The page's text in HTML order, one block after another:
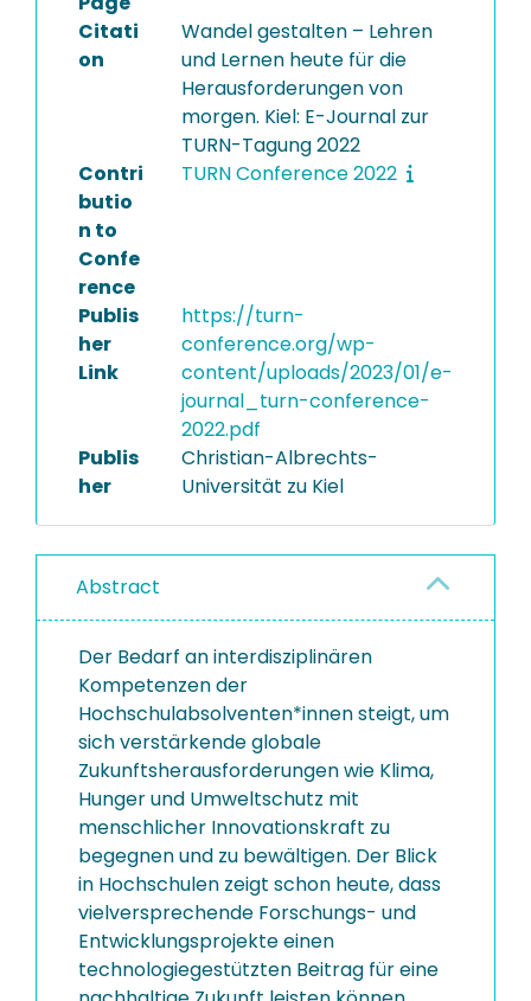
Citati
on
Wandel gestalten – Lehren
und Lernen heute für die
Herausforderungen von
morgen. Kiel: E-Journal zur
TURN-Tagung 2022
Contri
butio
n to
Confe
rence
TURN Conference 2022
Publis
her
Link
https://turn-
conference.org/wp-
content/uploads/2023/01/e-
journal_turn-conference-
2022.pdf
Publis
her
Christian-Albrechts-
Universität zu Kiel
Abstract
Der Bedarf an interdisziplinären
Kompetenzen der
Hochschulabsolventen*innen steigt, um
sich verstärkende globale
Zukunftsherausforderungen wie Klima,
Hunger und Umweltschutz mit
menschlicher Innovationskraft zu
begegnen und zu bewältigen. Der Blick
in Hochschulen zeigt schon heute, dass
vielversprechende Forschungs- und
Entwicklungsprojekte einen
technologiegestützten Beitrag für eine